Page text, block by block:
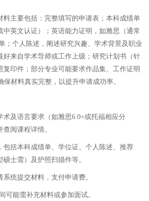
料主要包括：完整填写的申请表；本科成绩单
中英文认证）；英语能力证明，如雅思（通常
；个人陈述，阐述研究兴趣、学术背景及职业
好来自学术导师或工作上级；研究计划书（针
复印件；部分专业可能要求作品集、工作证明
保材料真实完整，以提升申请成功率。
术及语言要求（如雅思6.0+或托福相应分
阅课程详情。
包括本科成绩单、学位证、个人陈述、推荐
士需）及护照扫描件等。
统提交材料，支付申请费。
可能需补充材料或参加面试。